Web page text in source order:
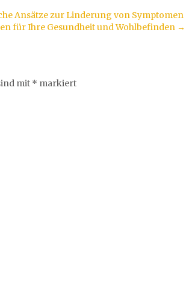
Ansätze zur Linderung von Symptomen
für Ihre Gesundheit und Wohlbefinden →
mit * markiert